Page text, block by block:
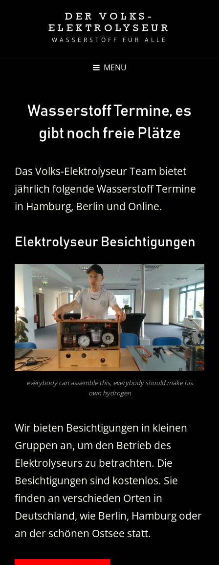
DER VOLKS-
ELEKTROLYSEUR
WASSERSTOFF FÜR ALLE
MENU
Wasserstoff Termine, es
gibt noch freie Plätze
Das Volks-Elektrolyseur Team bietet
jährlich folgende Wasserstoff Termine
in Hamburg, Berlin und Online.
Elektrolyseur Besichtigungen
everybody can assemble this, everybody should make his
own hydrogen
Wir bieten Besichtigungen in kleinen
Gruppen an, um den Betrieb des
Elektrolyseurs zu betrachten. Die
Besichtigungen sind kostenlos. Sie
finden an verschieden Orten in
Deutschland, wie Berlin, Hamburg oder
an der schönen Ostsee statt.